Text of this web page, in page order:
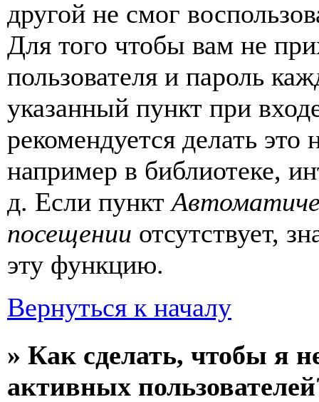
другой не смог
Для того чтобы вам не
пользователя и пароль
указанный пункт при
рекомендуется делать
например в библиотеке,
д. Если пункт
посещении отсутствует,
эту функцию.
Вернуться к началу
» Как сделать, чтобы я
активных